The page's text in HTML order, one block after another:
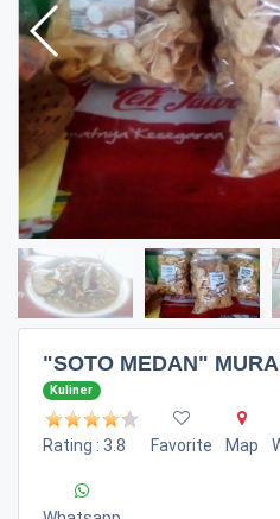
"SOTO MEDAN"
Kuliner
Rating : 3.8 Favorite Map